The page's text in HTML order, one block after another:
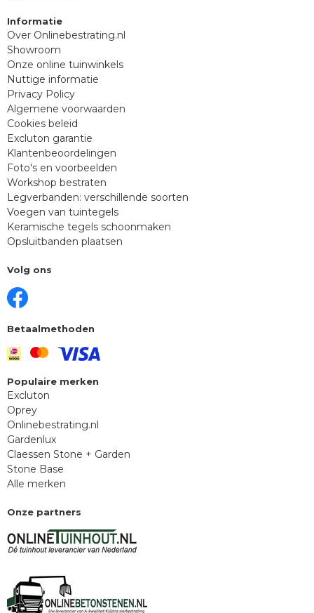
Informatie
Over Onlinebestrating.nl
Showroom
Onze online tuinwinkels
Nuttige informatie
Privacy Policy
Algemene voorwaarden
Cookies beleid
Excluton garantie
Klantenbeoordelingen
Foto's en voorbeelden
Workshop bestraten
Legverbanden: verschillende soorten
Voegen van tuintegels
Keramische tegels schoonmaken
Opsluitbanden plaatsen
Volg ons
Betaalmethoden
Populaire merken
Excluton
Oprey
Onlinebestrating.nl
Gardenlux
Claessen Stone + Garden
Stone Base
Alle merken
Onze partners